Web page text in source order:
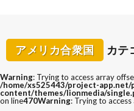
アメリカ合衆国 カテ
Warning: Trying to access array
/home/xs525443/project-app.net/
content/themes/lionmedia/
on line470Warning: Trying to